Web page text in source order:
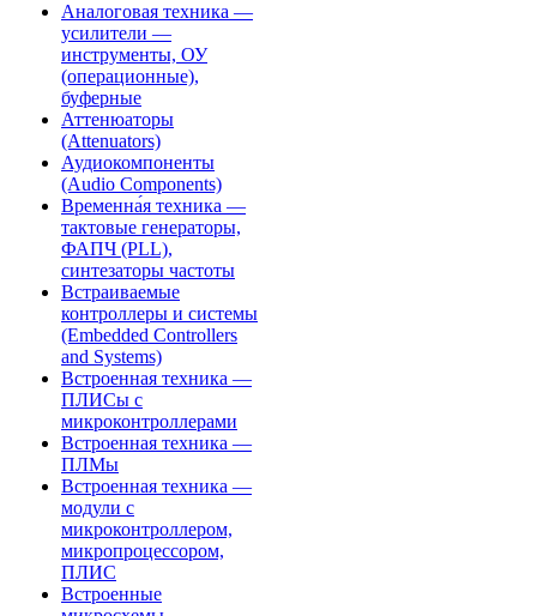
Аналоговая техника —
усилители —
инструменты, ОУ
(операционные),
буферные
Аттенюаторы
(Attenuators)
Аудиокомпоненты
(Audio Components)
Временна́я техника —
тактовые генераторы,
ФАПЧ (PLL),
синтезаторы частоты
Встраиваемые
контроллеры и системы
(Embedded Controllers
and Systems)
Встроенная техника —
ПЛИСы с
микроконтроллерами
Встроенная техника —
ПЛМы
Встроенная техника —
модули с
микроконтроллером,
микропроцессором,
ПЛИС
Встроенные